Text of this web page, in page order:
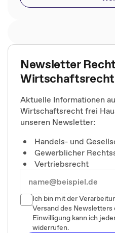
Newsletter
Wirtschaftsrecht
Aktuelle Informationen
Wirtschaftsrecht frei
unseren Newsletter:
Handels- und
Gewerblicher
Vertriebsrecht
Ich bin mit der
Versand des Newsletters
Einwilligung kann ich
widerrufen.